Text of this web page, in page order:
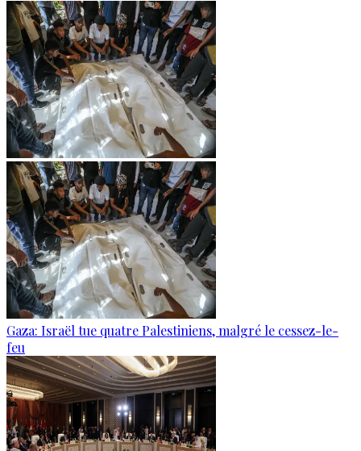
Gaza: Israël tue quatre Palestiniens, malgré le cessez-le-
feu